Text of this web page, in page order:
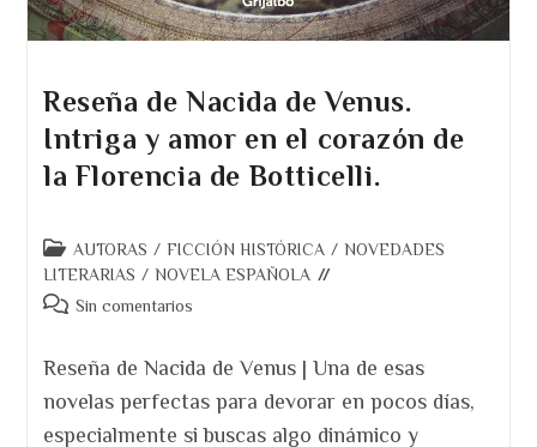
Reseña de Nacida de Venus.
Intriga y amor en el corazón de
la Florencia de Botticelli.
Categoría
de
la
AUTORAS / FICCIÓN HISTÓRICA / NOVEDADES
LITERARIAS / NOVELA ESPAÑOLA
Comentarios
entrada:
Sin comentarios
Reseña de Nacida de Venus | Una de esas
novelas perfectas para devorar en pocos días,
especialmente si buscas algo dinámico y